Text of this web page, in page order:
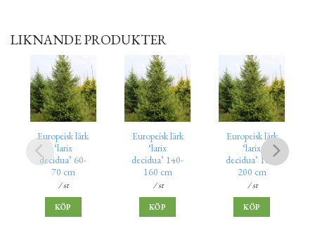
LIKNANDE PRODUKTER
Europeisk lärk
‘larix
decidua’ 60-
70 cm
/ st
KÖP
Europeisk lärk
‘larix
decidua’ 140-
160 cm
/ st
KÖP
Europeisk lärk
‘larix
decidua’ 180-
200 cm
/ st
KÖP